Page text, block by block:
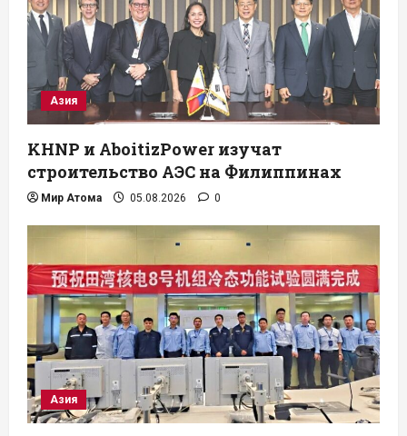
Азия
KHNP и AboitizPower изучат
строительство АЭС на Филиппинах
Мир Атома 05.08.2026 0
Азия